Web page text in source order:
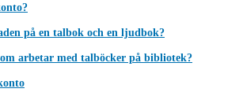
på en talbok och en ljudbok?
arbetar med talböcker på bibliotek?